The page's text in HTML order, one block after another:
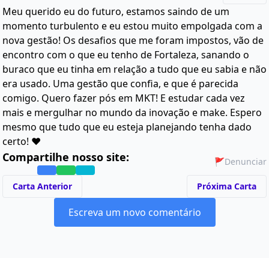
Meu querido eu do futuro, estamos saindo de um
momento turbulento e eu estou muito empolgada com a
nova gestão! Os desafios que me foram impostos, vão de
encontro com o que eu tenho de Fortaleza, sanando o
buraco que eu tinha em relação a tudo que eu sabia e não
era usado. Uma gestão que confia, e que é parecida
comigo. Quero fazer pós em MKT! E estudar cada vez
mais e mergulhar no mundo da inovação e make. Espero
mesmo que tudo que eu esteja planejando tenha dado
certo! ❤️
Compartilhe nosso site: 🚩Denunciar
Carta Anterior Próxima Carta
Escreva um novo comentário